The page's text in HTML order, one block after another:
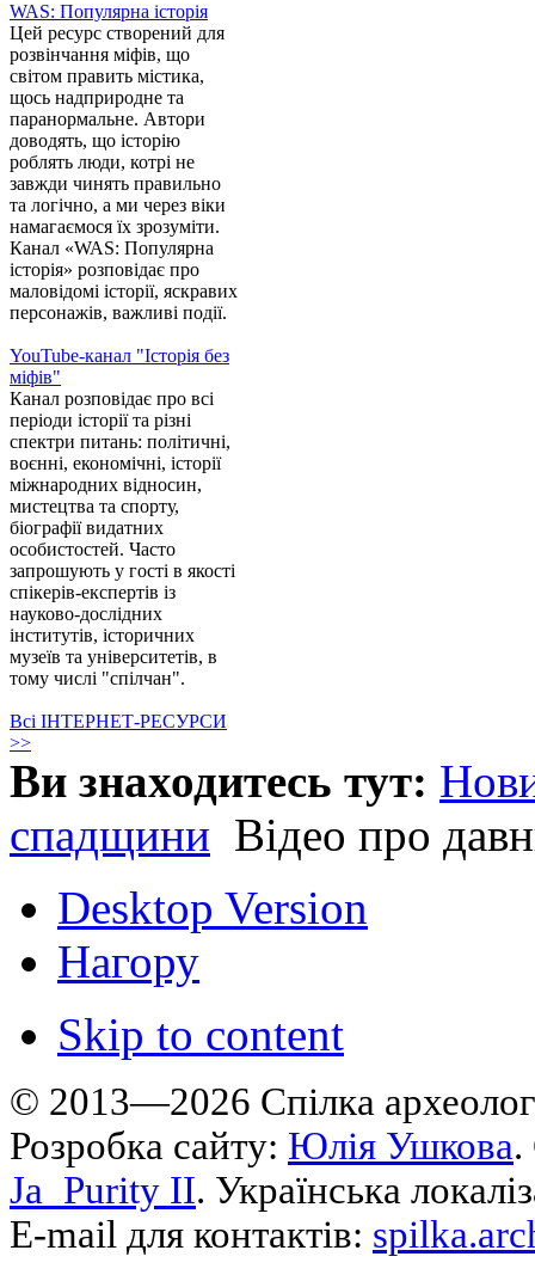
WAS: Популярна історія
Цей ресурс створений для
розвінчання міфів, що
світом править містика,
щось надприродне та
паранормальне. Автори
доводять, що історію
роблять люди, котрі не
завжди чинять правильно
та логічно, а ми через віки
намагаємося їх зрозуміти.
Канал «WAS: Популярна
історія» розповідає про
маловідомі історії, яскравих
персонажів, важливі події.
YouTube-канал "Історія без
міфів"
Канал розповідає про всі
періоди історії та різні
спектри питань: політичні,
воєнні, економічні, історії
міжнародних відносин,
мистецтва та спорту,
біографії видатних
особистостей. Часто
запрошують у гості в якості
спікерів-експертів із
науково-дослідних
інститутів, історичних
музеїв та університетів, в
тому числі "спілчан".
Всі ІНТЕРНЕТ-РЕСУРСИ
>>
Ви знаходитесь тут:
спадщини Відео про
Desktop Version
Нагору
Skip to content
© 2013—2026 Cпілка
Розробка сайту: Юлія Ушкова.
Ja_Purity II. Українська
E-mail для контактів: